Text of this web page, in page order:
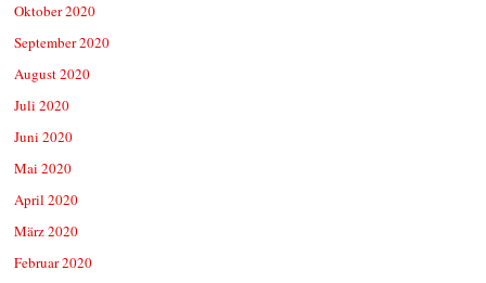
Oktober 2020
September 2020
August 2020
Juli 2020
Juni 2020
Mai 2020
April 2020
März 2020
Februar 2020